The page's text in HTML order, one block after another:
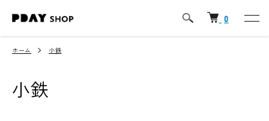
0
ホーム 小鉄
小鉄